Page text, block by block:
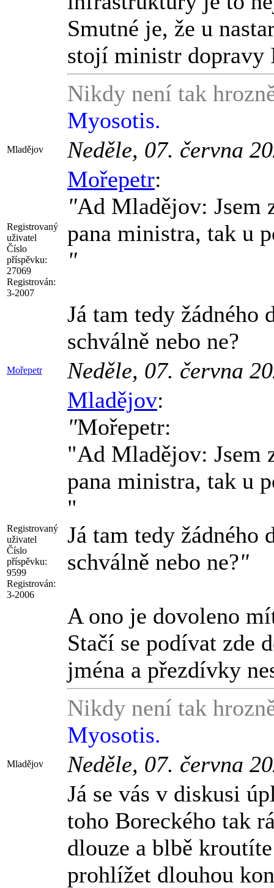
Smutné je, že u
stojí ministr dopravy
Nikdy není tak
Myosotis.
Mladějov Neděle, 07. června
Registrovaný
uživatel
Číslo
příspěvku:
27069
Registrován:
3-2007
Mořepetr:
"Ad Mladějov: Jsem
pana ministra, tak u
"
Já tam tedy
schválně nebo ne?
Mořepetr Neděle, 07. června
Registrovaný
uživatel
Číslo
příspěvku:
9599
Registrován:
3-2006
Mladějov:
"Mořepetr:
"Ad Mladějov: Jsem
pana ministra, tak u
"
Já tam tedy
schválně nebo ne?"
A ono je dovoleno
Stačí se podívat zde
jména a přezdívky
Nikdy není tak
Myosotis.
Mladějov Neděle, 07. června
Já se vás v diskusi
toho Boreckého tak
dlouze a blbě
prohlížet dlouhou